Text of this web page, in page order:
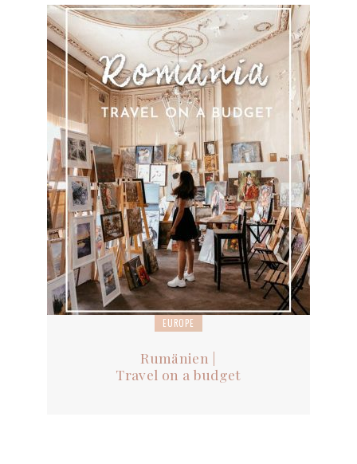
EUROPE
Rumänien |
Travel on a budget